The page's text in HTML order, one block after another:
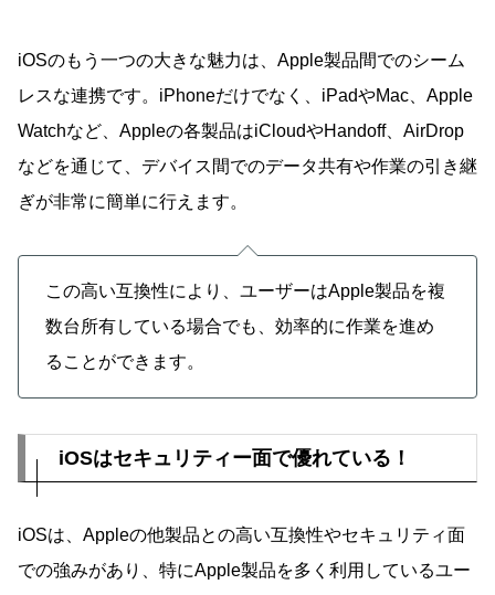
iOSのもう一つの大きな魅力は、Apple製品間でのシーム
レスな連携です。iPhoneだけでなく、iPadやMac、Apple
Watchなど、Appleの各製品はiCloudやHandoff、AirDrop
などを通じて、デバイス間でのデータ共有や作業の引き継
ぎが非常に簡単に行えます。
この高い互換性により、ユーザーはApple製品を複
数台所有している場合でも、効率的に作業を進め
ることができます。
iOSはセキュリティー面で優れている！
iOSは、Appleの他製品との高い互換性やセキュリティ面
での強みがあり、特にApple製品を多く利用しているユー